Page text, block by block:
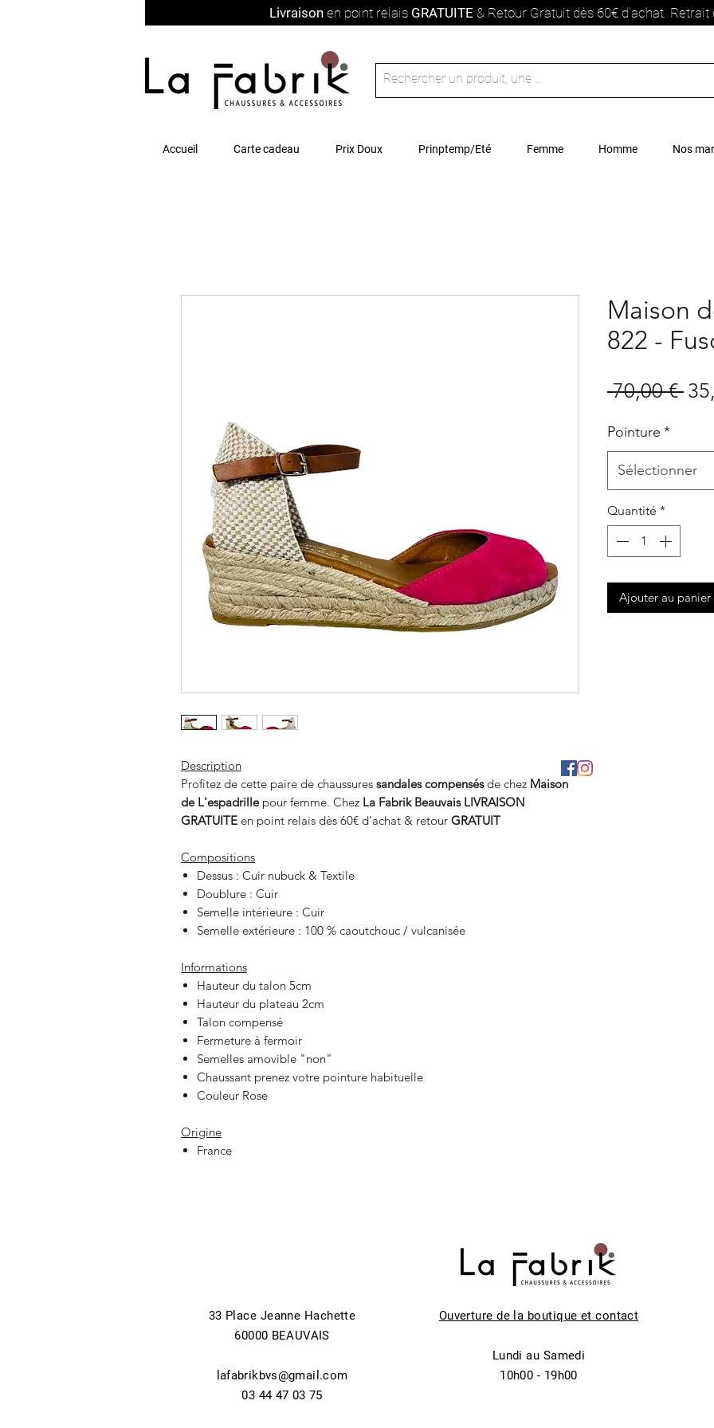
Livraison en point relais GRATUITE & Retour Gratuit dès 60€ d'achat. Retrait
Accueil Carte cadeau Prix Doux Prinptemp/Eté Femme Homme Nos
Description
Profitez de cette paire de chaussures sandales compensésde chez Maison
de L'espadrillepour femme. Chez La Fabrik Beauvais LIVRAISON
GRATUITE en point relais dès 60€ d’achat & retour GRATUIT
Compositions
Dessus : Cuir nubuck & Textile
Doublure : Cuir
Semelle intérieure : Cuir
Semelle extérieure : 100 % caoutchouc / vulcanisée
Informations
Hauteur du talon 5cm
Hauteur du plateau 2cm
Talon compensé
Fermeture à fermoir
Semelles amovible "non"
Chaussant prenez votre pointure habituelle
Couleur Rose
Origine
France
Maison
822 -
70,00 €
Pointure *
Sélectionner
Quantité *
Ajouter au panier
33 Place Jeanne Hachette
60000 BEAUVAIS
lafabrikbvs@gmail.com
03 44 47 03 75
Ouverture de la boutique et contact
Lundi au Samedi
10h00 - 19h00